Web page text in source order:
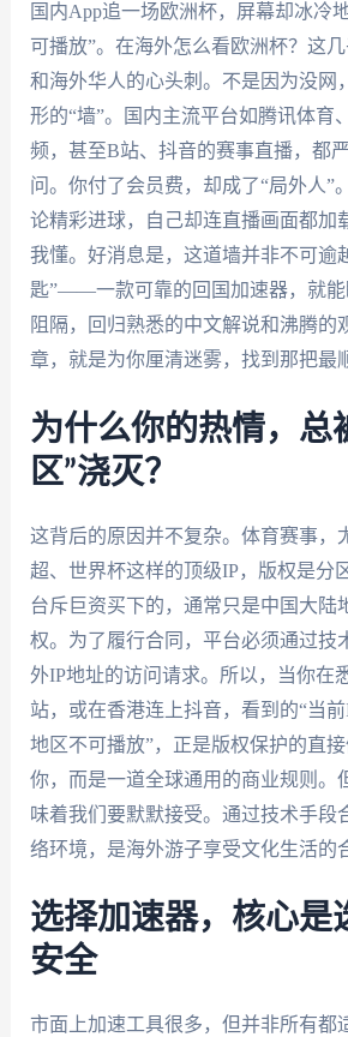
国内App追一场欧洲杯，屏幕却冰冷
可播放”。在海外怎么看欧洲杯？这
和海外华人的心头刺。不是因为没网
形的“墙”。国内主流平台如腾讯体育
频，甚至B站、抖音的赛事直播，都
问。你付了会员费，却成了“局外人”
论精彩进球，自己却连直播画面都加
我懂。好消息是，这道墙并非不可逾
匙”——一款可靠的回国加速器，就能
阻隔，回归熟悉的中文解说和沸腾的
章，就是为你厘清迷雾，找到那把最
为什么你的热情，总
区”浇灭？
这背后的原因并不复杂。体育赛事，
超、世界杯这样的顶级IP，版权是分
台斥巨资买下的，通常只是中国大陆
权。为了履行合同，平台必须通过技
外IP地址的访问请求。所以，当你在
站，或在香港连上抖音，看到的“当
地区不可播放”，正是版权保护的直
你，而是一道全球通用的商业规则。
味着我们要默默接受。通过技术手段
络环境，是海外游子享受文化生活的
选择加速器，核心是
安全
市面上加速工具很多，但并非所有都